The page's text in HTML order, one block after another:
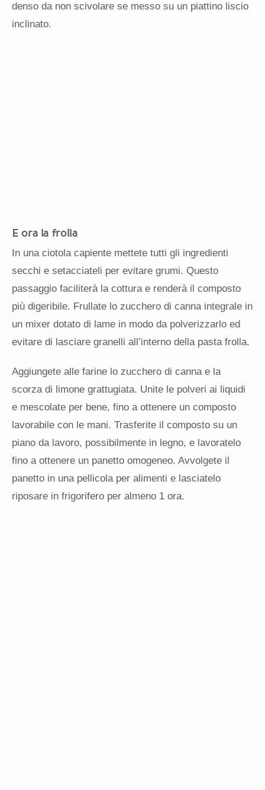
denso da non scivolare se messo su un piattino liscio
inclinato.
E ora la frolla
In una ciotola capiente mettete tutti gli ingredienti
secchi e setacciateli per evitare grumi. Questo
passaggio faciliterà la cottura e renderà il composto
più digeribile. Frullate lo zucchero di canna integrale in
un mixer dotato di lame in modo da polverizzarlo ed
evitare di lasciare granelli all’interno della pasta frolla.
Aggiungete alle farine lo zucchero di canna e la
scorza di limone grattugiata. Unite le polveri ai liquidi
e mescolate per bene, fino a ottenere un composto
lavorabile con le mani. Trasferite il composto su un
piano da lavoro, possibilmente in legno, e lavoratelo
fino a ottenere un panetto omogeneo. Avvolgete il
panetto in una pellicola per alimenti e lasciatelo
riposare in frigorifero per almeno 1 ora.